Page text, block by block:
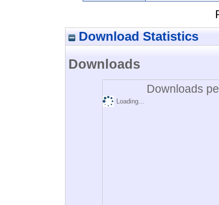
Download Statistics
Downloads
Downloads
Loading...